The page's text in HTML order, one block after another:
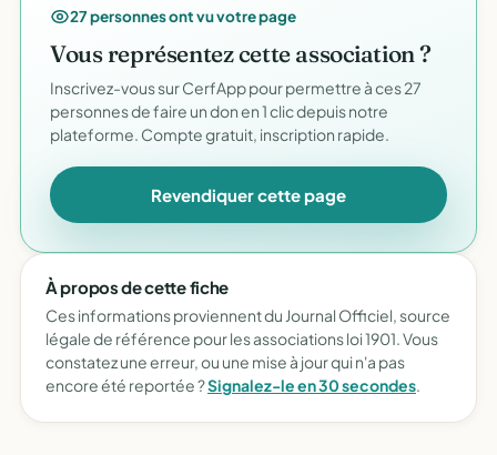
27 personnes ont vu votre page
Vous représentez cette association ?
Inscrivez-vous sur CerfApp pour permettre à ces 27
personnes de faire un don en 1 clic depuis notre
plateforme. Compte gratuit, inscription rapide.
Revendiquer cette page
À propos de cette fiche
Ces informations proviennent du Journal Officiel, source
légale de référence pour les associations loi 1901. Vous
constatez une erreur, ou une mise à jour qui n'a pas
encore été reportée ?Signalez-le en 30 secondes.